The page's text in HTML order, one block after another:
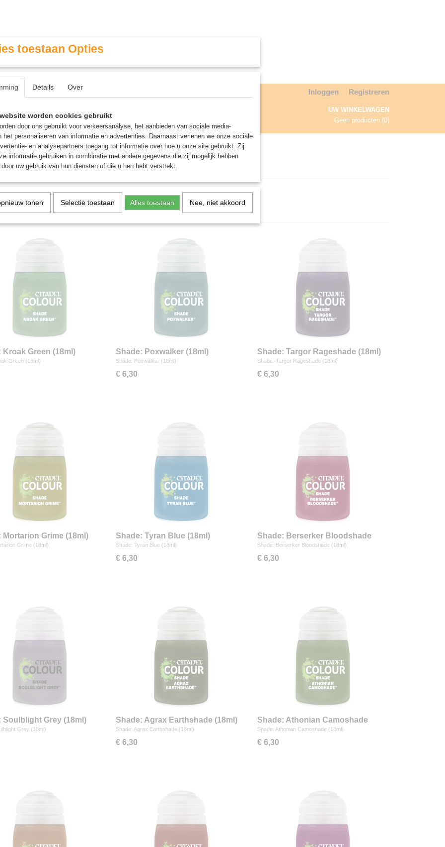
Contact & Openingstijden Inloggen Registreren
UW WINKELWAGEN
Geen producten (0)
MINIATURE GAMING ROLE PLAYING GAMES AGENDA
Kroak Green (18ml)
Green (18ml)
Shade: Poxwalker (18ml)
Shade: Poxwalker (18ml)
€ 6,30
Shade: Targor Rageshade (18ml)
Shade: Targor Rageshade (18ml)
€ 6,30
Mortarion Grime (18ml)
Grime (18ml)
Shade: Tyran Blue (18ml)
Shade: Tyran Blue (18ml)
€ 6,30
Shade: Berserker Bloodshade
(18ml)
Shade: Berserker Bloodshade (18ml)
€ 6,30
Soulblight Grey (18ml)
Grey (18ml)
Shade: Agrax Earthshade (18ml)
Shade: Agrax Earthshade (18ml)
€ 6,30
Shade: Athonian Camoshade
(18ml)
Shade: Athonian Camoshade (18ml)
€ 6,30
toestaan Opties
Details Over
worden cookies gebruikt
door ons gebruikt voor verkeersanalyse, het aanbieden van sociale media-
het personaliseren van informatie en advertenties. Daarnaast verlenen we onze sociale
en analysepartners toegang tot informatie over hoe u onze site gebruikt. Zij
informatie gebruiken in combinatie met andere gegevens die zij mogelijk hebben
uw gebruik van hun diensten of die u hen hebt verstrekt.
tonen Selectie toestaan Alles toestaan Nee, niet akkoord